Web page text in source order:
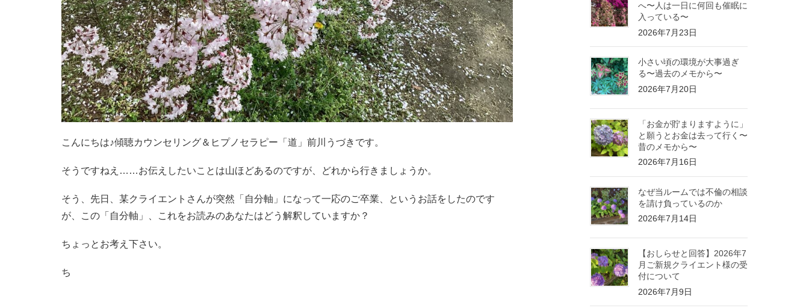
こんにちは♪傾聴カウンセリング＆ヒプノセラピー「道」前川うづきです。
そうですねえ……お伝えしたいことは山ほどあるのですが、どれから行きましょうか。
そう、先日、某クライエントさんが突然「自分軸」になって一応のご卒業、というお話をしたのです
が、この「自分軸」、これをお読みのあなたはどう解釈していますか？
ちょっとお考え下さい。
ち
へ〜人は一日に何回も催眠に
入っている〜
2026年7月23日
小さい頃の環境が大事過ぎ
る〜過去のメモから〜
2026年7月20日
「お金が貯まりますように」
と願うとお金は去って行く〜
昔のメモから〜
2026年7月16日
なぜ当ルームでは不倫の相談
を請け負っているのか
2026年7月14日
【おしらせと回答】2026年7
月ご新規クライエント様の受
付について
2026年7月9日